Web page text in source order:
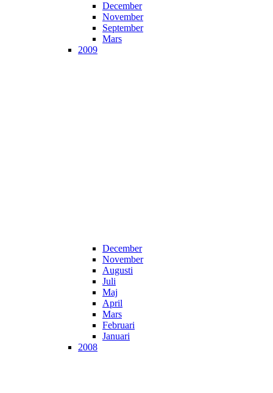
December
November
September
Mars
2009
December
November
Augusti
Juli
Maj
April
Mars
Februari
Januari
2008